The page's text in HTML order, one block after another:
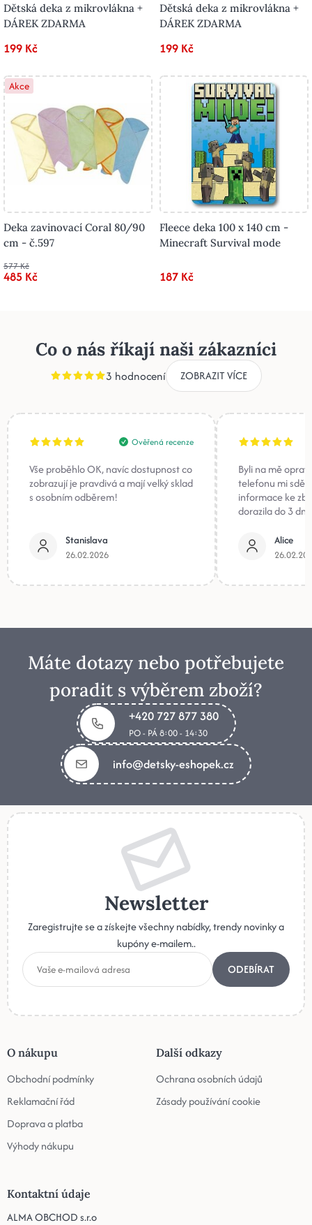
Dětská deka z mikrovlákna +
DÁREK ZDARMA
199 Kč
Dětská deka z mikrovlákna +
DÁREK ZDARMA
199 Kč
Akce
Deka zavinovací Coral 80/90
cm - č.597
577 Kč
485 Kč
Fleece deka 100 x 140 cm -
Minecraft Survival mode
187 Kč
Co o nás říkají naši zákazníci
3 hodnocení ZOBRAZIT VÍCE
Ověřená recenze
Vše proběhlo OK, navíc dostupnost co
zobrazují je pravdivá a mají velký sklad
s osobním odběrem!
Stanislava
26.02.2026
Byli na mě
telefonu mi
informace ke
dorazila do 3
Alice
Máte dotazy nebo potřebujete
poradit s výběrem zboží?
+420 727 877 380
PO - PÁ 8:00 - 14:30
info@detsky-eshopek.cz
Newsletter
Zaregistrujte se a získejte všechny nabídky, trendy novinky a
kupóny e-mailem..
ODEBÍRAT
O nákupu
Obchodní podmínky
Reklamační řád
Doprava a platba
Výhody nákupu
Další odkazy
Ochrana osobních údajů
Zásady používání cookie
Kontaktní údaje
ALMA OBCHOD s.r.o